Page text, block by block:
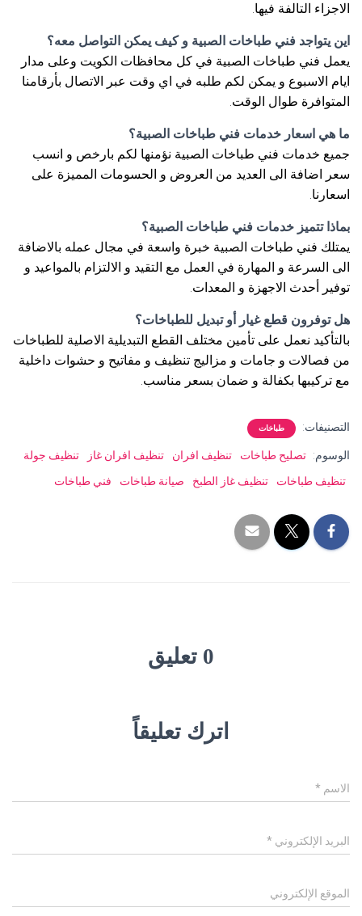
الاجزاء التالفة فيها.
اين يتواجد فني طباخات الصبية و كيف يمكن التواصل معه؟
يعمل فني طباخات الصبية في كل محافظات الكويت وعلى مدار
ايام الاسبوع و يمكن لكم طلبه في اي وقت عبر الاتصال بأرقامنا
المتوافرة طوال الوقت.
ما هي اسعار خدمات فني طباخات الصبية؟
جميع خدمات فني طباخات الصبية نؤمنها لكم بارخص و انسب
سعر اضافة الى العديد من العروض و الحسومات المميزة على
اسعارنا.
بماذا تتميز خدمات فني طباخات الصبية؟
يمتلك فني طباخات الصبية خبرة واسعة في مجال عمله بالاضافة
الى السرعة و المهارة في العمل مع التقيد و الالتزام بالمواعيد و
توفير أحدث الاجهزة و المعدات.
هل توفرون قطع غيار أو تبديل للطباخات؟
بالتأكيد نعمل على تأمين مختلف القطع التبديلية الاصلية للطباخات
من فصالات و جامات و مزاليج تنظيف و مفاتيح و حشوات داخلية
مع تركيبها بكفالة و ضمان بسعر مناسب.
التصنيفات: طباخات
الوسوم: تصليح طباخات تنظيف افران تنظيف افران غاز
تنظيف جولة
تنظيف طباخات
تنظيف غاز الطبخ صيانة طباخات فني طباخات
0 تعليق
اترك تعليقاً
الاسم *
البريد الإلكتروني *
الموقع الإلكتروني